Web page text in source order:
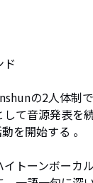
の2人体制で
て音源発表を
を開始する 。
トーンボーカル